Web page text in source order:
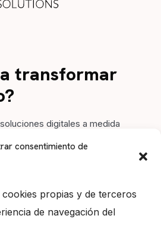
consentimiento de
cookies propias y de terceros
de navegación del
transformar
digitales a medida